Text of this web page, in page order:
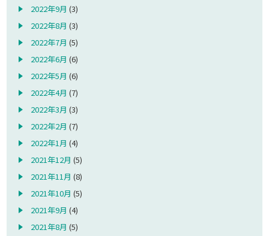
2022年9月 (3)
2022年8月 (3)
2022年7月 (5)
2022年6月 (6)
2022年5月 (6)
2022年4月 (7)
2022年3月 (3)
2022年2月 (7)
2022年1月 (4)
2021年12月 (5)
2021年11月 (8)
2021年10月 (5)
2021年9月 (4)
2021年8月 (5)